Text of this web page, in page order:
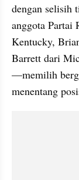
dengan selisih
anggota
Kentucky,
Barrett dari
—memilih
menentang